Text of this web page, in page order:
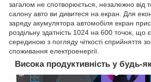
загалом не спотворюється, незалежно від
салону авто ви дивитеся на екран. Для
заряду акумулятора автомобіля екран
роздільну здатність 1024 на 600 точок, що
серединою з погляду чіткості сприйняття
споживання електроенергії.
Висока продуктивність у будь-